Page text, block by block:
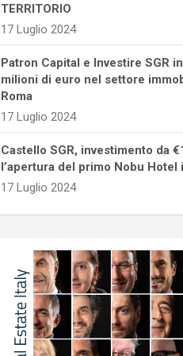
TERRITORIO
17 Luglio 2024
Patron Capital e Investire SGR
milioni di euro nel settore
Roma
17 Luglio 2024
Castello SGR, investimento da
l’apertura del primo Nobu Hotel
17 Luglio 2024